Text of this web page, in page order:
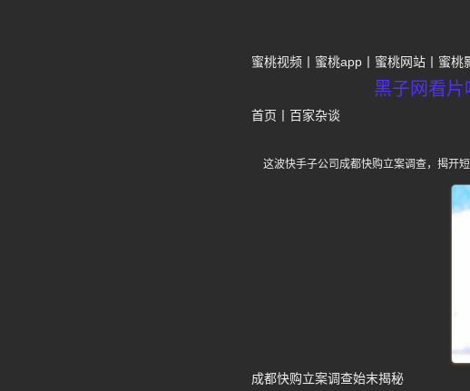
蜜桃视频 蜜桃app 蜜桃网站 蜜桃
黑子网看
首页 百家杂谈
这波快手子公司成都快购立案调查，揭开
成都快购立案调查始末揭秘